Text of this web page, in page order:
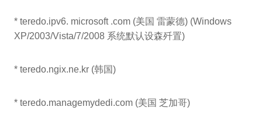
* teredo.ipv6. microsoft .com (美国 雷蒙德) (Windows
XP/2003/Vista/7/2008 系统默认设森歼置)
* teredo.ngix.ne.kr (韩国)
* teredo.managemydedi.com (美国 芝加哥)